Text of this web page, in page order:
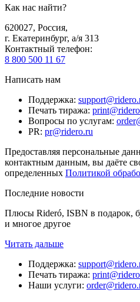
Как нас найти?
620027, Россия,
г. Екатеринбург, а/я 313
Контактный телефон:
8 800 500 11 67
Написать нам
Поддержка:
Печать тиража:
Вопросы по услугам:
PR: pr@ridero.ru
Предоставляя персональные
контактным данным, вы даёте
определенных Политикой
Последние новости
Плюсы Rideró, ISBN в подарок,
и многое другое
Читать дальше
Поддержка:
Печать тиража:
Наши услуги: